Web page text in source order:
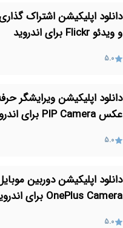
دانلود اپلیکیشن اشتراک
و ویدئو Flickr برای اندروید
5.0
دانلود اپلیکیشن ویرایشگر
عکس PIP Camera برای اندروید
5.0
دانلود اپلیکیشن دوربین
OnePlus Camera برای اندروید
5.0